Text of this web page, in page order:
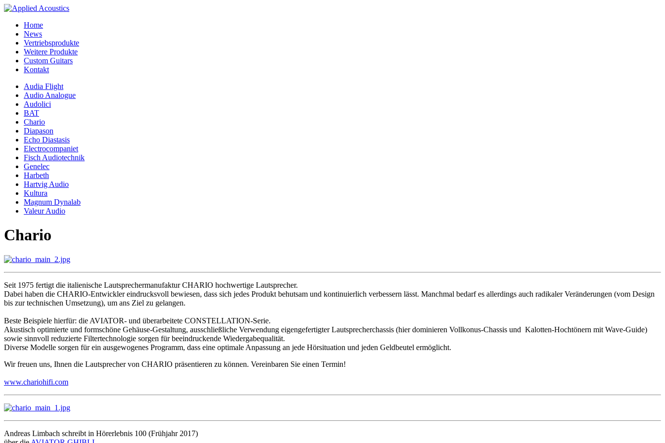
Home
News
Vertriebsprodukte
Weitere Produkte
Custom Guitars
Kontakt
Audia Flight
Audio Analogue
Audolici
BAT
Chario
Diapason
Echo Diastasis
Electrocompaniet
Fisch Audiotechnik
Genelec
Harbeth
Hartvig Audio
Kultura
Magnum Dynalab
Valeur Audio
Chario
Seit 1975 fertigt die italienische Lautsprechermanufaktur CHARIO hochwertige Lautsprecher.
Dabei haben die CHARIO-Entwickler eindrucksvoll bewiesen, dass sich jedes Produkt behutsam und kontinuierlich verbessern lässt. Manchmal bedarf es allerdings auch radikaler Veränderungen (vom Design
bis zur technischen Umsetzung), um ans Ziel zu gelangen.
Beste Beispiele hierfür: die AVIATOR- und überarbeitete CONSTELLATION-Serie.
Akustisch optimierte und formschöne Gehäuse-Gestaltung, ausschließliche Verwendung eigengefertigter Lautsprecherchassis (hier dominieren Vollkonus-Chassis und Kalotten-Hochtönern mit Wave-Guide)
sowie sinnvoll reduzierte Filtertechnologie sorgen für beeindruckende Wiedergabequalität.
Diverse Modelle sorgen für ein ausgewogenes Programm, dass eine optimale Anpassung an jede Hörsituation und jeden Geldbeutel ermöglicht.
Wir freuen uns, Ihnen die Lautsprecher von CHARIO präsentieren zu können. Vereinbaren Sie einen Termin!
www.chariohifi.com
Andreas Limbach schreibt in Hörerlebnis 100 (Frühjahr 2017)